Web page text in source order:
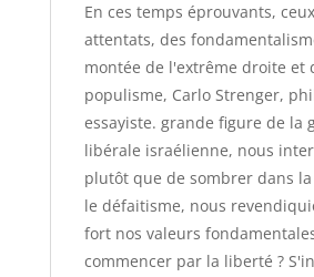
En ces temps éprouvants,
attentats, des
montée de l'extrême droite et
populisme, Carlo Strenger,
essayiste. grande figure de la
libérale israélienne, nous
plutôt que de sombrer dans
le défaitisme, nous
fort nos valeurs
commencer par la liberté ?